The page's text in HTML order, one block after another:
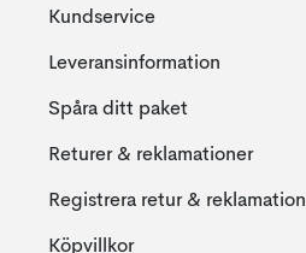
Kundservice
Leveransinformation
Spåra ditt paket
Returer & reklamationer
Registrera retur & reklamation
Köpvillkor